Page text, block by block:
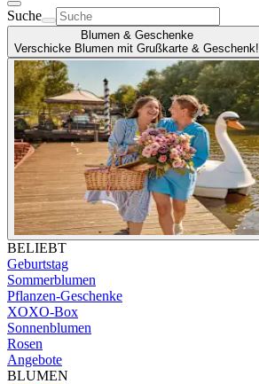
Suche
Blumen & Geschenke
Verschicke Blumen mit Grußkarte & Geschenk!
BELIEBT
Geburtstag
Sommerblumen
Pflanzen-Geschenke
XOXO-Box
Sonnenblumen
Rosen
Angebote
BLUMEN